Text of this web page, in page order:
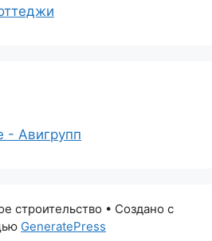
- Авигрупп
строительство • Создано с
GeneratePress